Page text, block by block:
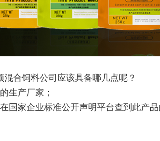
合饲料公司应该具备哪几点呢？
生产厂家；
国家企业标准公开声明平台查到此产品